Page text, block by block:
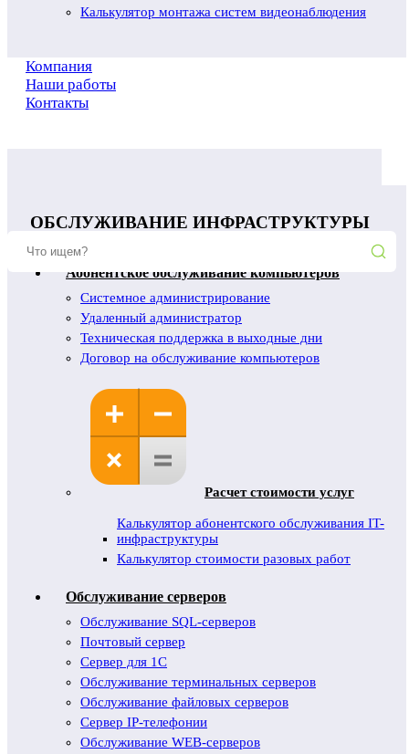
Калькулятор монтажа систем видеонаблюдения
Компания
Наши работы
Контакты
ОБСЛУЖИВАНИЕ ИНФРАСТРУКТУРЫ
Абонентское обслуживание компьютеров
Системное администрирование
Удаленный администратор
Техническая поддержка в выходные дни
Договор на обслуживание компьютеров
Расчет стоимости услуг
Калькулятор абонентского обслуживания IT-
инфраструктуры
Калькулятор стоимости разовых работ
Обслуживание серверов
Обслуживание SQL-серверов
Почтовый сервер
Сервер для 1С
Обслуживание терминальных серверов
Обслуживание файловых серверов
Сервер IP-телефонии
Обслуживание WEB-серверов